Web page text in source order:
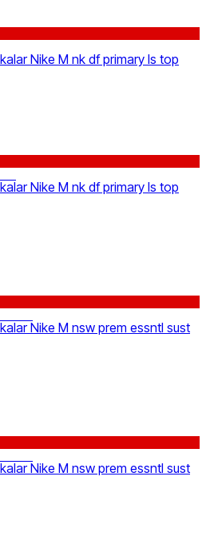
dan
gacha
dan
gacha
Nike M nk df primary ls top
Nike M nk df primary ls top
Nike M nsw prem essntl sust
Nike M nsw prem essntl sust